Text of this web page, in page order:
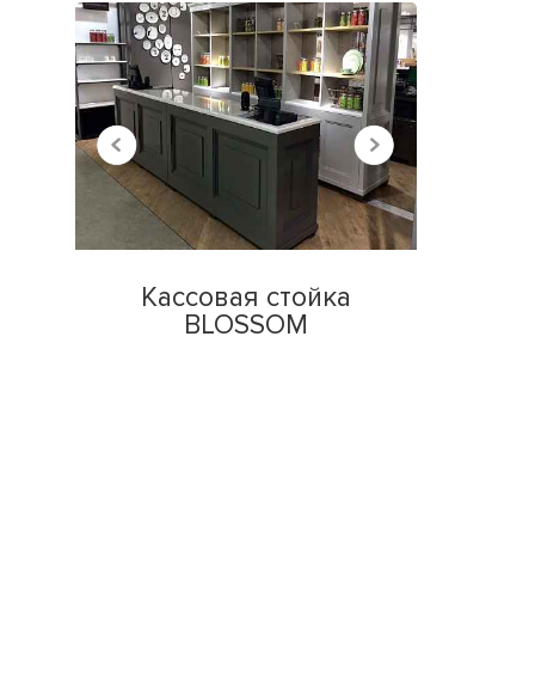
Кассовая стойка
BLOSSOM